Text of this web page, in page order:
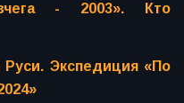
- 2003». Кто
Экспедиция «По